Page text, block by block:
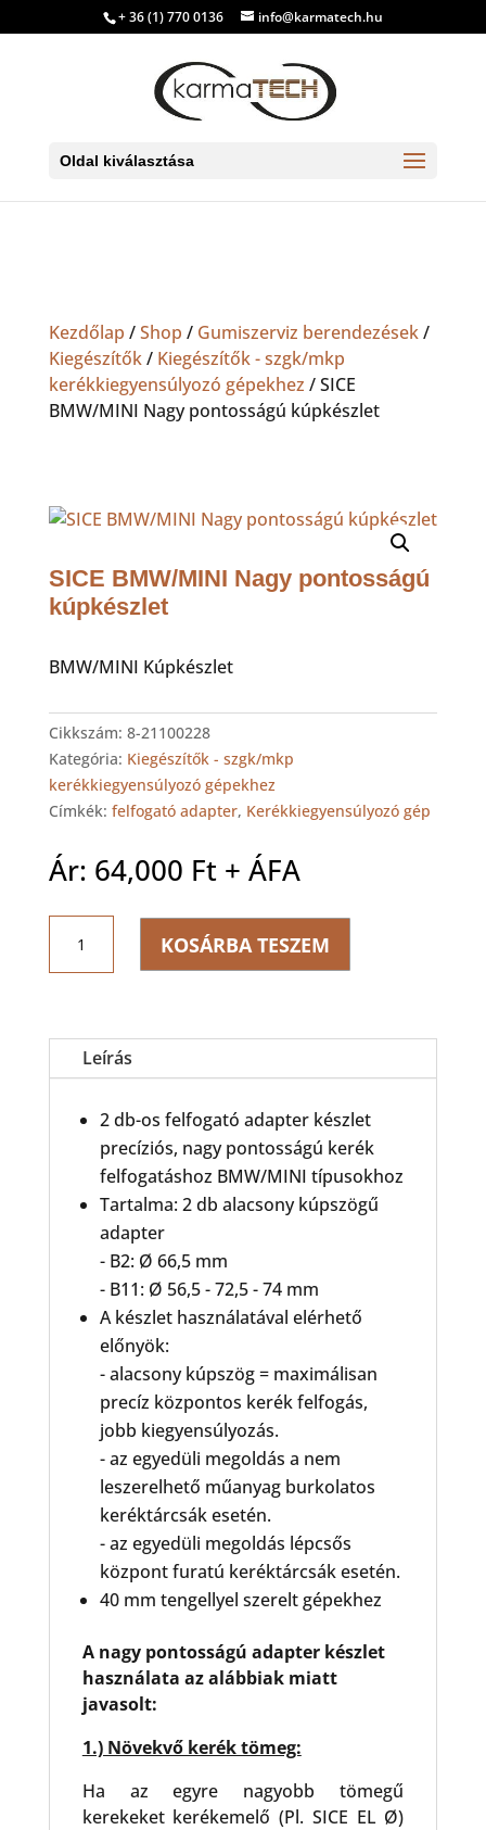
+ 36 (1) 770 0136 info@karmatech.hu
Oldal kiválasztása
Kezdőlap /Shop / Gumiszerviz berendezések/
Kiegészítők/ Kiegészítők - szgk/mkp
kerékkiegyensúlyozó gépekhez / SICE
BMW/MINI Nagy pontosságú kúpkészlet
SICE BMW/MINI Nagy pontosságú
kúpkészlet
BMW/MINI Kúpkészlet
Cikkszám: 8-21100228
Kategória: Kiegészítők - szgk/mkp
kerékkiegyensúlyozó gépekhez
Címkék: felfogató adapter, Kerékkiegyensúlyozó gép
Ár: 64,000 Ft + ÁFA
BMW/MINI
Nagy
mennyiség
KOSÁRBA TESZEM
Leírás
2 db-os felfogató adapter készlet
precíziós, nagy pontosságú kerék
felfogatáshoz BMW/MINI típusokhoz
Tartalma: 2 db alacsony kúpszögű
adapter
- B2: Ø 66,5 mm
- B11: Ø 56,5 - 72,5 - 74 mm
A készlet használatával elérhető
előnyök:
- alacsony kúpszög = maximálisan
precíz központos kerék felfogás,
jobb kiegyensúlyozás.
- az egyedüli megoldás a nem
leszerelhető műanyag burkolatos
keréktárcsák esetén.
- az egyedüli megoldás lépcsős
központ furatú keréktárcsák esetén.
40 mm tengellyel szerelt gépekhez
A nagy pontosságú adapter készlet
használata az alábbiak miatt
javasolt:
1.) Növekvő kerék tömeg:
Ha az egyre nagyobb tömegű
kerekeket kerékemelő (Pl. SICE EL Ø)